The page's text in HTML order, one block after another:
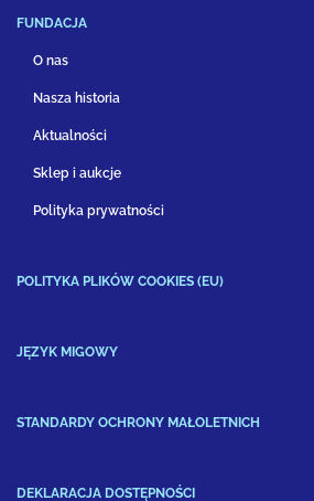
FUNDACJA
O nas
Nasza historia
Aktualności
Sklep i aukcje
Polityka prywatności
POLITYKA PLIKÓW COOKIES (EU)
JĘZYK MIGOWY
STANDARDY OCHRONY MAŁOLETNICH
DEKLARACJA DOSTĘPNOŚCI